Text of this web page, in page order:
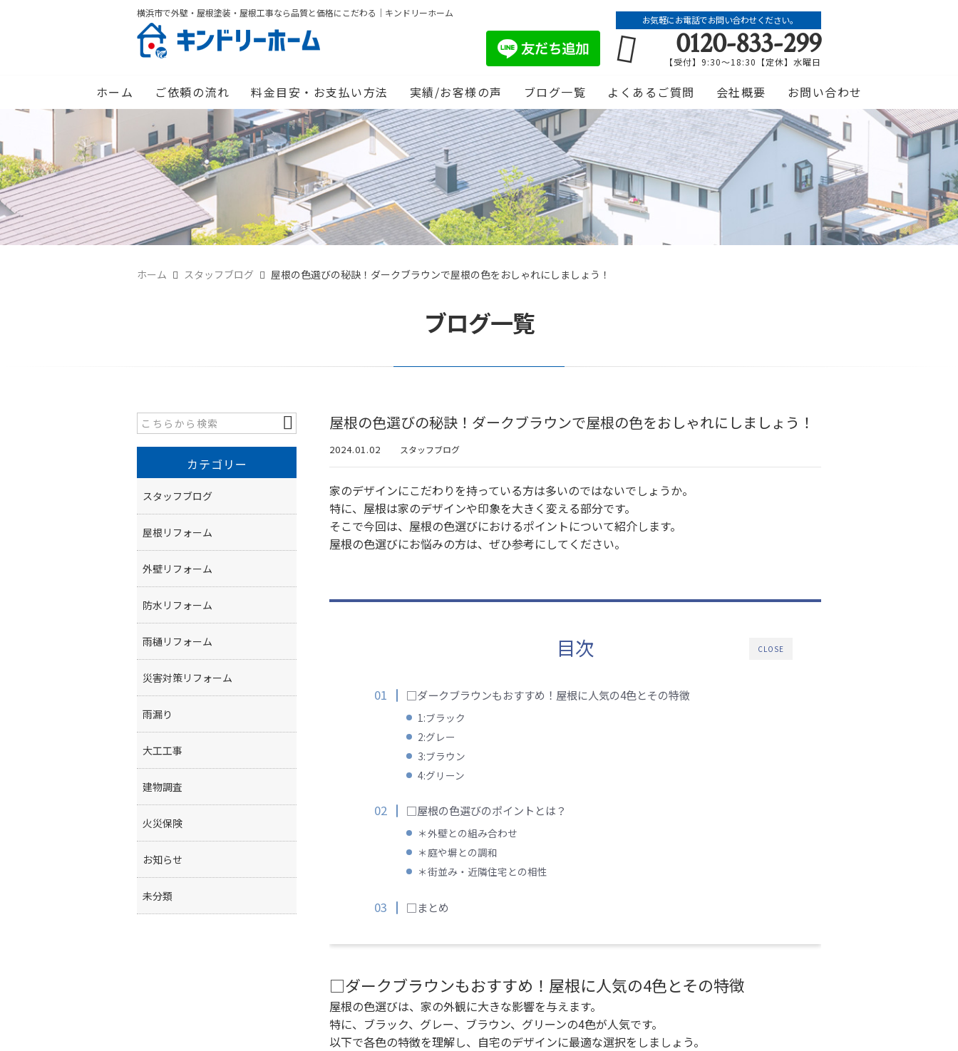
横浜市で外壁・屋根塗装・屋根工事なら品質と価格にこだわる｜キンドリーホーム
お気軽にお電話でお問い合わせください。
0120-833-299
【受付】9:30～18:30【定休】水曜日
ホーム ご依頼の流れ 料金目安・お支払い方法 実績/お客様の声 ブログ一覧 よくあるご質問 会社概要 お問い合わせ
ホーム スタッフブログ 屋根の色選びの秘訣！ダークブラウンで屋根の色をおしゃれにしましょう！
ブログ一覧
屋根の色選びの秘訣！ダークブラウンで屋根の色をおしゃれにしましょう！
2024.01.02 スタッフブログ
家のデザインにこだわりを持っている方は多いのではないでしょうか。
特に、屋根は家のデザインや印象を大きく変える部分です。
そこで今回は、屋根の色選びにおけるポイントについて紹介します。
屋根の色選びにお悩みの方は、ぜひ参考にしてください。
CLOSE
目次
□ダークブラウンもおすすめ！屋根に人気の4色とその特徴
1:ブラック
2:グレー
3:ブラウン
4:グリーン
□屋根の色選びのポイントとは？
＊外壁との組み合わせ
＊庭や塀との調和
＊街並み・近隣住宅との相性
□まとめ
□ダークブラウンもおすすめ！屋根に人気の4色とその特徴
屋根の色選びは、家の外観に大きな影響を与えます。
特に、ブラック、グレー、ブラウン、グリーンの4色が人気です。
以下で各色の特徴を理解し、自宅のデザインに最適な選択をしましょう。
カテゴリー
スタッフブログ
屋根リフォーム
外壁リフォーム
防水リフォーム
雨樋リフォーム
災害対策リフォーム
雨漏り
大工工事
建物調査
火災保険
お知らせ
未分類